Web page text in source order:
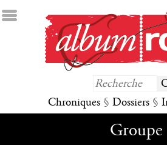
Chroniques § Dossiers §
Groupe